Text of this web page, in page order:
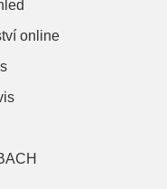
online